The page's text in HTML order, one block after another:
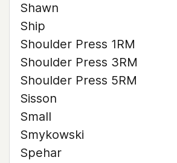
Shawn
Ship
Shoulder Press 1RM
Shoulder Press 3RM
Shoulder Press 5RM
Sisson
Small
Smykowski
Spehar